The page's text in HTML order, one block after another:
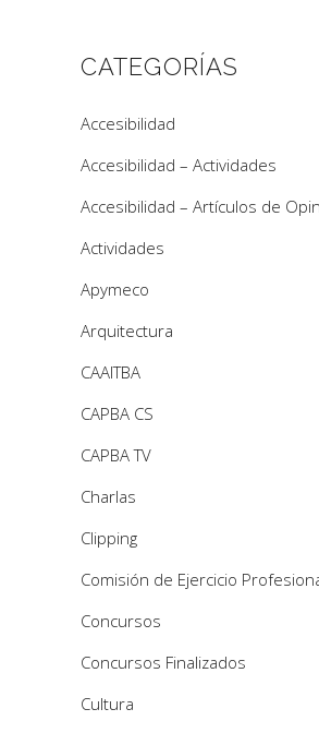
CATEGORÍAS
Accesibilidad
Accesibilidad – Actividades
Accesibilidad – Artículos de
Actividades
Apymeco
Arquitectura
CAAITBA
CAPBA CS
CAPBA TV
Charlas
Clipping
Comisión de Ejercicio
Concursos
Concursos Finalizados
Cultura